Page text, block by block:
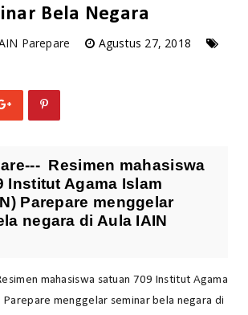
Bela Negara
Parepare
Agustus 27, 2018
Resimen mahasiswa
Institut Agama Islam
Parepare menggelar
negara di Aula IAIN
mahasiswa satuan 709 Institut Agama
Parepare menggelar seminar bela negara di